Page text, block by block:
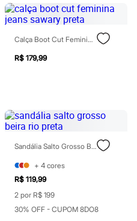
Calça Boot Cut Feminina Jeans Sawary Preta
R$ 179,99
Sandália Salto Grosso Beira Rio Preta
+ 4 cores
R$ 119,99
2 por R$ 199
30% OFF - CUPOM 8DO8